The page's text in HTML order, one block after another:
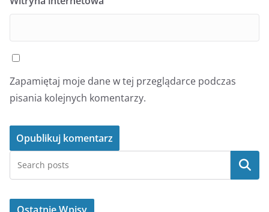
Zapamiętaj moje dane w tej przeglądarce podczas
pisania kolejnych komentarzy.
Szukaj
Ostatnie Wpisy